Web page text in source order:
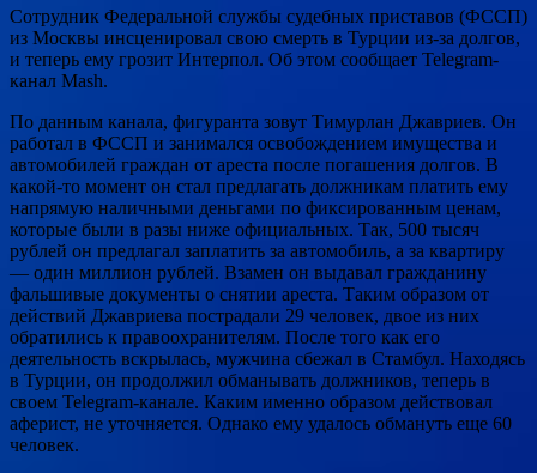
Сотрудник Федеральной службы судебных приставов (ФССП)
из Москвы инсценировал свою смерть в Турции из-за долгов,
и теперь ему грозит Интерпол. Об этом сообщает Telegram-
канал Mash.
По данным канала, фигуранта зовут Тимурлан Джавриев. Он
работал в ФССП и занимался освобождением имущества и
автомобилей граждан от ареста после погашения долгов. В
какой-то момент он стал предлагать должникам платить ему
напрямую наличными деньгами по фиксированным ценам,
которые были в разы ниже официальных. Так, 500 тысяч
рублей он предлагал заплатить за автомобиль, а за квартиру
— один миллион рублей. Взамен он выдавал гражданину
фальшивые документы о снятии ареста. Таким образом от
действий Джавриева пострадали 29 человек, двое из них
обратились к правоохранителям. После того как его
деятельность вскрылась, мужчина сбежал в Стамбул. Находясь
в Турции, он продолжил обманывать должников, теперь в
своем Telegram-канале. Каким именно образом действовал
аферист, не уточняется. Однако ему удалось обмануть еще 60
человек.